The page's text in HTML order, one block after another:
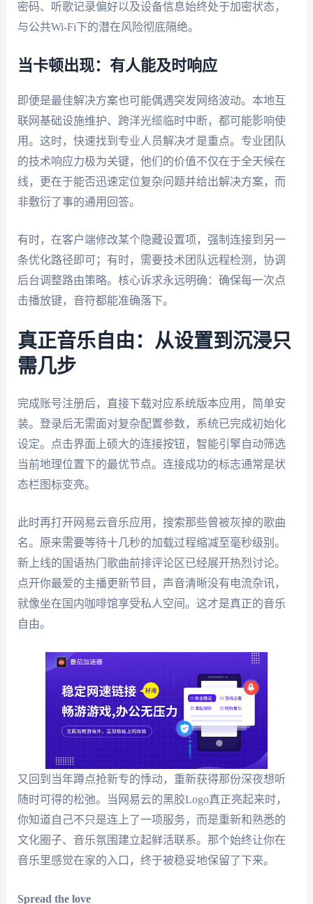
密码、听歌记录偏好以及设备信息始终处于加密状态，
与公共Wi-Fi下的潜在风险彻底隔绝。
当卡顿出现：有人能及时响应
即便是最佳解决方案也可能偶遇突发网络波动。本地互
联网基础设施维护、跨洋光缆临时中断，都可能影响使
用。这时，快速找到专业人员解决才是重点。专业团队
的技术响应力极为关键，他们的价值不仅在于全天候在
线，更在于能否迅速定位复杂问题并给出解决方案，而
非敷衍了事的通用回答。
有时，在客户端修改某个隐藏设置项，强制连接到另一
条优化路径即可；有时，需要技术团队远程检测，协调
后台调整路由策略。核心诉求永远明确：确保每一次点
击播放键，音符都能准确落下。
真正音乐自由：从设置到沉浸只
需几步
完成账号注册后，直接下载对应系统版本应用，简单安
装。登录后无需面对复杂配置参数，系统已完成初始化
设定。点击界面上硕大的连接按钮，智能引擎自动筛选
当前地理位置下的最优节点。连接成功的标志通常是状
态栏图标变亮。
此时再打开网易云音乐应用，搜索那些曾被灰掉的歌曲
名。原来需要等待十几秒的加载过程缩减至毫秒级别。
新上线的国语热门歌曲前排评论区已经展开热烈讨论。
点开你最爱的主播更新节目，声音清晰没有电流杂讯，
就像坐在国内咖啡馆享受私人空间。这才是真正的音乐
自由。
又回到当年蹲点抢新专的悸动，重新获得那份深夜想听
随时可得的松弛。当网易云的黑胶Logo真正亮起来时，
你知道自己不只是连上了一项服务，而是重新和熟悉的
文化圈子、音乐氛围建立起鲜活联系。那个始终让你在
音乐里感觉在家的入口，终于被稳妥地保留了下来。
Spread the love